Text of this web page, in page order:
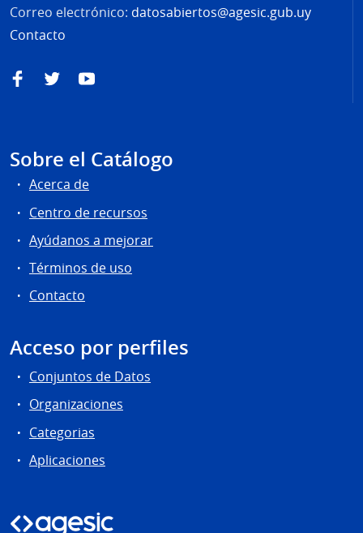
Correo electrónico: datosabiertos@agesic.gub.uy
Contacto
FacebookTwitterYouTube
Sobre el Catálogo
Acerca de
Centro de recursos
Ayúdanos a mejorar
Términos de uso
Contacto
Acceso por perfiles
Conjuntos de Datos
Organizaciones
Categorias
Aplicaciones